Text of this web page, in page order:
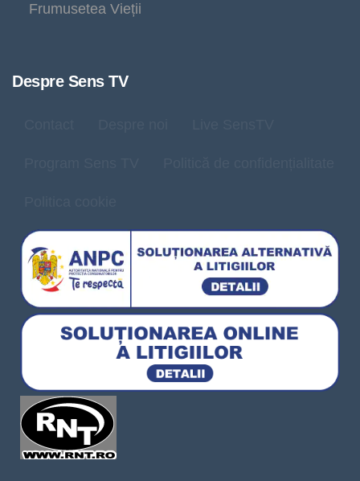
Frumusetea Vieții
Despre Sens TV